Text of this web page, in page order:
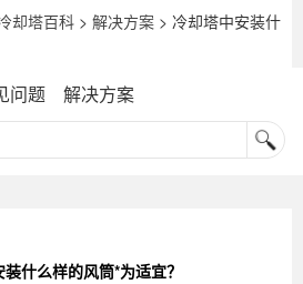
却塔百科 > 解决方案 > 冷却塔中安装什
问题 解决方案
什么样的风筒*为适宜？